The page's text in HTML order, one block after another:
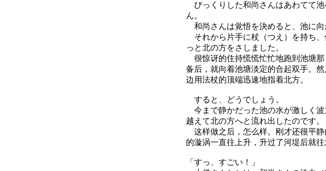
びっくりした和尚さんはあわてて
ん。
和尚さんは覚悟を決めると、池に向
それから片手に杖（つえ）を持ち、
っと北の方をさしました。
很惊讶的住持慌慌忙忙地跑到池塘
备后，就向着池塘淡定的合起双手。
边用法杖的顶端迅速地指着北方。
すると、どうでしょう。
今まで静かだった池の水が激しく
越えて北の方へと流れ出したのです。
这样做之后，怎么样。刚才还很平
的漩涡一直往上升，升过了河堤后就往
「すっ、すごい！」